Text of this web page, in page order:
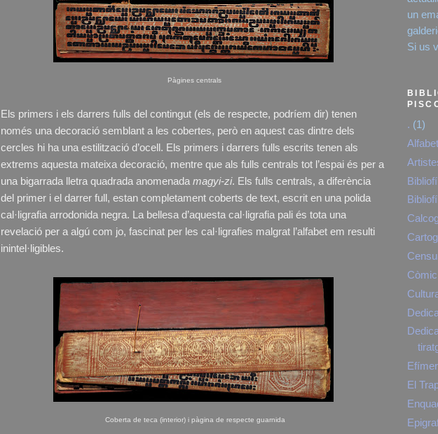
Pàgines centrals
Els primers i els darrers fulls del contingut (els de respecte, podríem dir) tenen
només una decoració semblant a les cobertes, però en aquest cas dintre dels
cercles hi ha una estilització d’ocell. Els primers i darrers fulls escrits tenen als
extrems aquesta mateixa decoració, mentre que als fulls centrals tot l’espai és per a
una bigarrada lletra quadrada anomenada magyi-zi. Els fulls centrals, a diferència
del primer i el darrer full, estan completament coberts de text, escrit en una polida
cal·ligrafia arrodonida negra. La bellesa d’aquesta cal·ligrafia pali és tota una
revelació per a algú com jo, fascinat per les cal·ligrafies malgrat l’alfabet em resulti
inintel·ligibles.
Coberta de teca (interior) i pàgina de respecte guarnida
un
Si us
. (1)
Còmic
El